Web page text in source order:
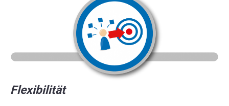
Flexibilität